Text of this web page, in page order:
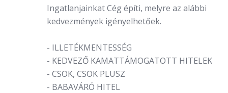
Ingatlanjainkat Cég építi, melyre az alábbi
kedvezmények igényelhetőek.
- ILLETÉKMENTESSÉG
- KEDVEZŐ KAMATTÁMOGATOTT HITELEK
- CSOK, CSOK PLUSZ
- BABAVÁRÓ HITEL